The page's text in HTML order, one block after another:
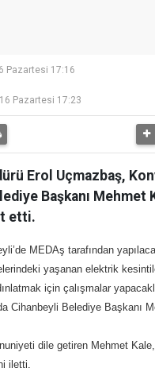
Pazartesi 17:16
Pazartesi 17:23
Erol Uçmazbaş,
Başkanı Mehmet
etti.
MEDAş tarafından
yaşanan elektrik
için çalışmalar
Cihanbeyli Belediye Başkanı
dile getiren Mehmet
iletti.